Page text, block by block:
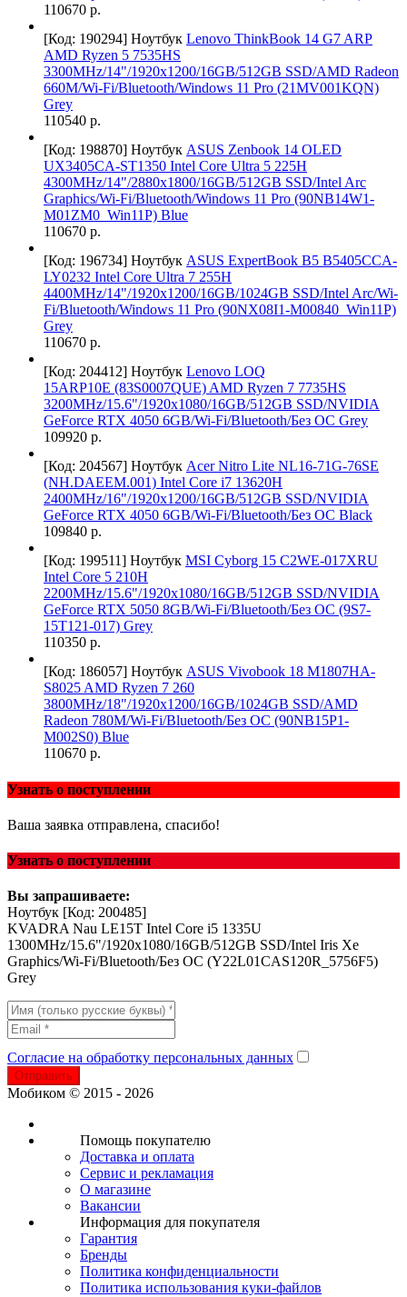
110670 р.
[Код: 190294] Ноутбук Lenovo ThinkBook 14 G7 ARP
AMD Ryzen 5 7535HS
3300MHz/14"/1920x1200/16GB/512GB SSD/AMD Radeon
660M/Wi-Fi/Bluetooth/Windows 11 Pro (21MV001KQN)
Grey
110540 р.
[Код: 198870] Ноутбук ASUS Zenbook 14 OLED
UX3405CA-ST1350 Intel Core Ultra 5 225H
4300MHz/14"/2880x1800/16GB/512GB SSD/Intel Arc
Graphics/Wi-Fi/Bluetooth/Windows 11 Pro (90NB14W1-
M01ZM0_Win11P) Blue
110670 р.
[Код: 196734] Ноутбук ASUS ExpertBook B5 B5405CCA-
LY0232 Intel Core Ultra 7 255H
4400MHz/14"/1920x1200/16GB/1024GB SSD/Intel Arc/Wi-
Fi/Bluetooth/Windows 11 Pro (90NX08I1-M00840_Win11P)
Grey
110670 р.
[Код: 204412] Ноутбук Lenovo LOQ
15ARP10E (83S0007QUE) AMD Ryzen 7 7735HS
3200MHz/15.6"/1920x1080/16GB/512GB SSD/NVIDIA
GeForce RTX 4050 6GB/Wi-Fi/Bluetooth/Без ОС Grey
109920 р.
[Код: 204567] Ноутбук Acer Nitro Lite NL16-71G-76SE
(NH.DAEEM.001) Intel Core i7 13620H
2400MHz/16"/1920x1200/16GB/512GB SSD/NVIDIA
GeForce RTX 4050 6GB/Wi-Fi/Bluetooth/Без ОС Black
109840 р.
[Код: 199511] Ноутбук MSI Cyborg 15 C2WE-017XRU
Intel Core 5 210H
2200MHz/15.6"/1920x1080/16GB/512GB SSD/NVIDIA
GeForce RTX 5050 8GB/Wi-Fi/Bluetooth/Без ОС (9S7-
15T121-017) Grey
110350 р.
[Код: 186057] Ноутбук ASUS Vivobook 18 M1807HA-
S8025 AMD Ryzen 7 260
3800MHz/18"/1920x1200/16GB/1024GB SSD/AMD
Radeon 780M/Wi-Fi/Bluetooth/Без ОС (90NB15P1-
M002S0) Blue
110670 р.
Узнать о поступлении
Ваша заявка отправлена, спасибо!
Узнать о поступлении
Вы запрашиваете:
Ноутбук [Код: 200485]
KVADRA Nau LE15T Intel Core i5 1335U
1300MHz/15.6"/1920х1080/16GB/512GB SSD/Intel Iris Xe
Graphics/Wi-Fi/Bluetooth/Без ОС (Y22L01CAS120R_5756F5)
Grey
Согласие на обработку персональных данных
Отправить
Мобиком © 2015 - 2026
Помощь покупателю
Доставка и оплата
Сервис и рекламация
О магазине
Вакансии
Информация для покупателя
Гарантия
Бренды
Политика конфиденциальности
Политика использования куки-файлов